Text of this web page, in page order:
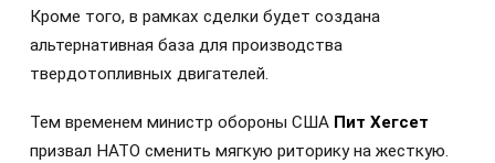
Кроме того, в рамках сделки будет создана
альтернативная база для производства
твердотопливных двигателей.
Тем временем министр обороны США Пит Хегсет
призвал НАТО сменить мягкую риторику на жесткую.